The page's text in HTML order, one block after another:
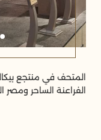
المتحف في منتجع
الفراعنة الساحر ومصر